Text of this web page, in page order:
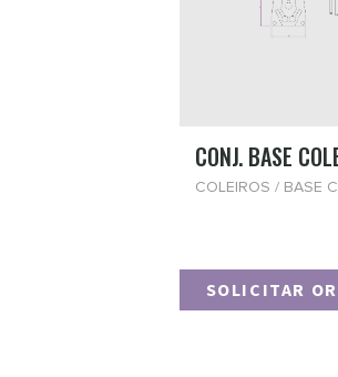
CONJ. BASE
COLEIROS / BASE
SOLICITAR